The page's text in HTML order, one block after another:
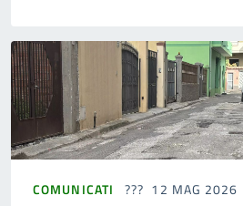
COMUNICATI 12 MAG 2026